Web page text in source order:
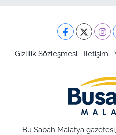
Gizlilik Sözleşmesi İletişim
Bu Sabah Malatya